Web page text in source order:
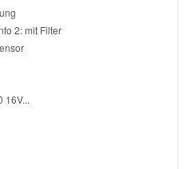
2: mit Filter
16V...